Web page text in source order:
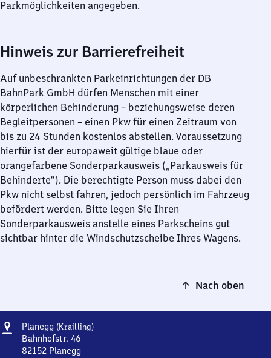
Parkmöglichkeiten angegeben.
Hinweis zur Barrierefreiheit
Auf unbeschrankten Parkeinrichtungen der DB
BahnPark GmbH dürfen Menschen mit einer
körperlichen Behinderung – beziehungsweise deren
Begleitpersonen – einen Pkw für einen Zeitraum von
bis zu 24 Stunden kostenlos abstellen. Voraussetzung
hierfür ist der europaweit gültige blaue oder
orangefarbene Sonderparkausweis („Parkausweis für
Behinderte“). Die berechtigte Person muss dabei den
Pkw nicht selbst fahren, jedoch persönlich im Fahrzeug
befördert werden. Bitte legen Sie Ihren
Sonderparkausweis anstelle eines Parkscheins gut
sichtbar hinter die Windschutzscheibe Ihres Wagens.
Nach oben
Adresse
Planegg (Krailling)Planegg
Bahnhofstr. 46
82152 Planegg